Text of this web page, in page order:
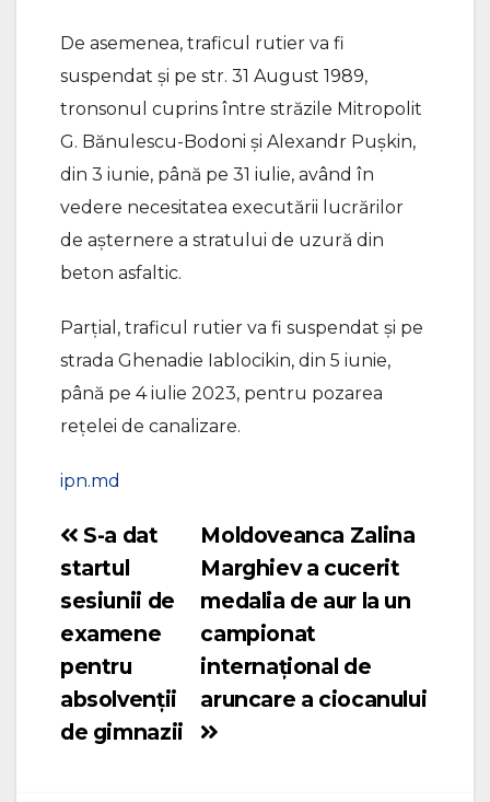
De asemenea, traficul rutier va fi
suspendat și pe str. 31 August 1989,
tronsonul cuprins între străzile Mitropolit
G. Bănulescu-Bodoni și Alexandr Pușkin,
din 3 iunie, până pe 31 iulie, având în
vedere necesitatea executării lucrărilor
de așternere a stratului de uzură din
beton asfaltic.
Parțial, traficul rutier va fi suspendat și pe
strada Ghenadie Iablocikin, din 5 iunie,
până pe 4 iulie 2023, pentru pozarea
rețelei de canalizare.
ipn.md
Navigare
în
Moldoveanca Zalina
Marghiev a cucerit
medalia de aur la un
campionat
internațional de
aruncare a ciocanului
S-a dat
startul
sesiunii de
examene
pentru
absolvenții
de gimnazii